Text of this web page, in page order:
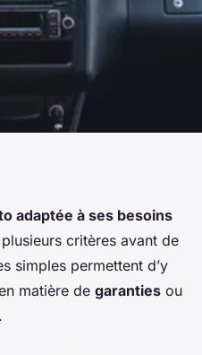
comment
choisir la
adaptée à ses besoins
critères avant de
simples permettent d’y
matière de garanties ou
.